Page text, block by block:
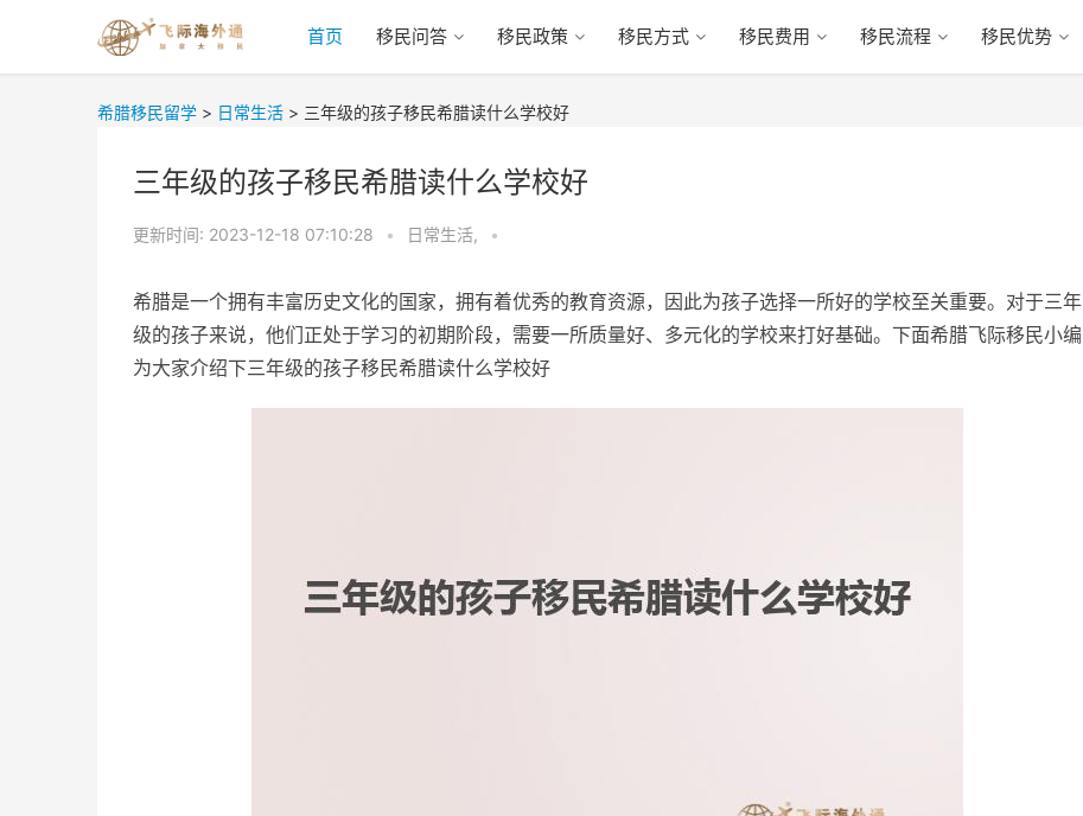
首页 移民问答 移民政策 移民方式 移民费用 移民流程 移民优势
希腊移民留学 > 日常生活 > 三年级的孩子移民希腊读什么学校好
三年级的孩子移民希腊读什么学校好
更新时间: 2023-12-18 07:10:28 • 日常生活, •
希腊是一个拥有丰富历史文化的国家，拥有着优秀的教育资源，因此为孩子选择一所好的学校至关重要。对于三年
级的孩子来说，他们正处于学习的初期阶段，需要一所质量好、多元化的学校来打好基础。下面希腊飞际移民小编
为大家介绍下三年级的孩子移民希腊读什么学校好